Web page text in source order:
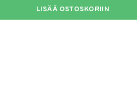
LISÄÄ OSTOSKORIIN